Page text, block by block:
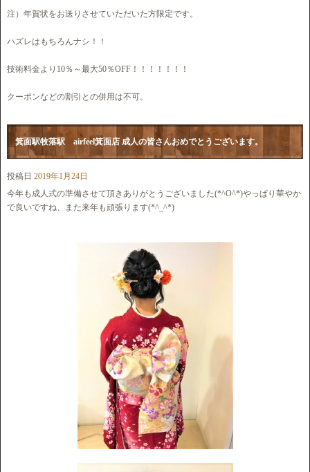
注）年賀状をお送りさせていただいた方限定です。
ハズレはもちろんナシ！！
技術料金より10％～最大50％OFF！！！！！！！
クーポンなどの割引との併用は不可。
箕面駅牧落駅 airfeel箕面店 成人の皆さんおめでとうございます。
投稿日 2019年1月24日
今年も成人式の準備させて頂きありがとうございました(*^O^*)やっぱり華やか
で良いですね、また来年も頑張ります(*^_^*)